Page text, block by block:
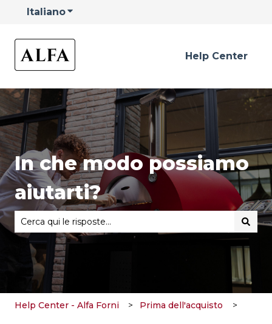
ItalianoMostra sottomenu per le traduzioni
Help Center
In che modo possiamo
aiutarti?
Non sono presenti suggerimenti perché il campo di
Help Center - Alfa Forni Prima dell'acquisto